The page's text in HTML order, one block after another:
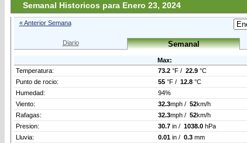
Semanal Historicos para Enero 23, 2024
« Anterior Semana
Diario Semanal
Max:
Temperatura:
73.2 °F / 22.9 °C
Punto de rocio:
55 °F / 12.8 °C
Humedad:
94%
Viento:
32.3mph / 52km/h
Rafagas:
32.3mph / 52km/h
Presion:
30.7 in / 1038.0 hPa
Lluvia:
0.01 in / 0.3 mm